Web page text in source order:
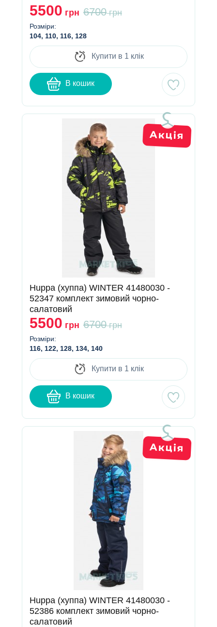
5500 грн 6700грн
Розміри:
104, 110, 116, 128
Купити в 1 клік
В кошик
Huppa (хуппа) WINTER 41480030 -
52347 комплект зимовий чорно-
салатовий
5500 грн 6700грн
Розміри:
116, 122, 128, 134, 140
Купити в 1 клік
В кошик
Huppa (хуппа) WINTER 41480030 -
52386 комплект зимовий чорно-
салатовий